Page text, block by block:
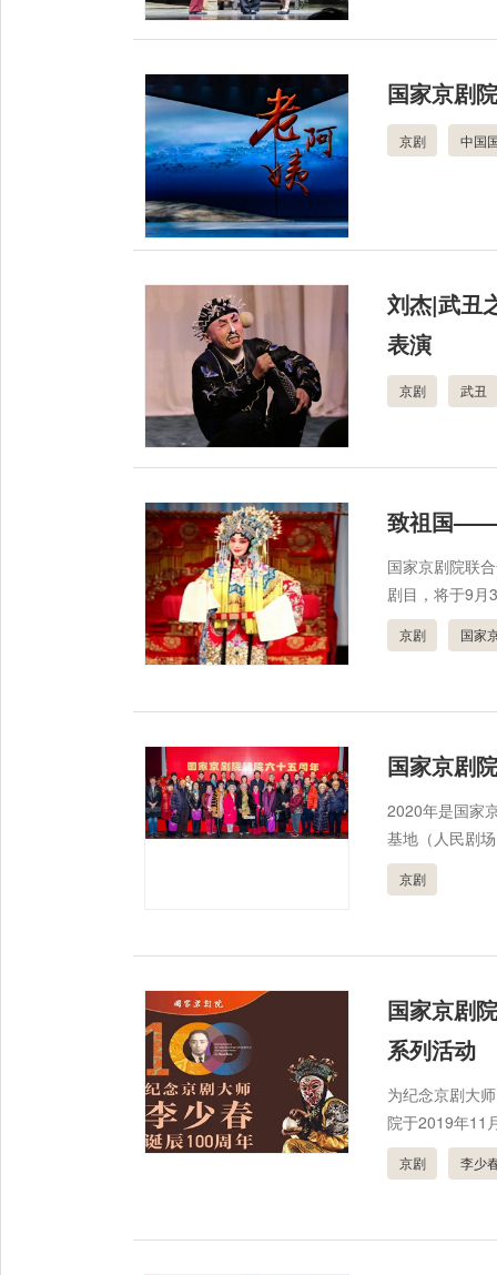
国家京剧
京剧 中国
刘杰|武丑
表演
京剧 武丑
致祖国——
国家京剧院联
剧目，将于9月
京剧 国家
国家京剧
2020年是国家
基地（人民剧
京剧
国家京剧
系列活动
为纪念京剧大
院于2019年11
京剧 李少